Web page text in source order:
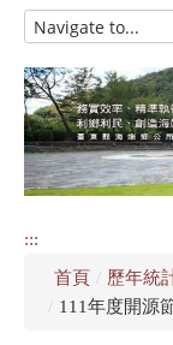
HOME
訊息專區
認識海端
公所介紹
資訊公開專區
:::
首頁 / 歷年統
/ 111年度開源